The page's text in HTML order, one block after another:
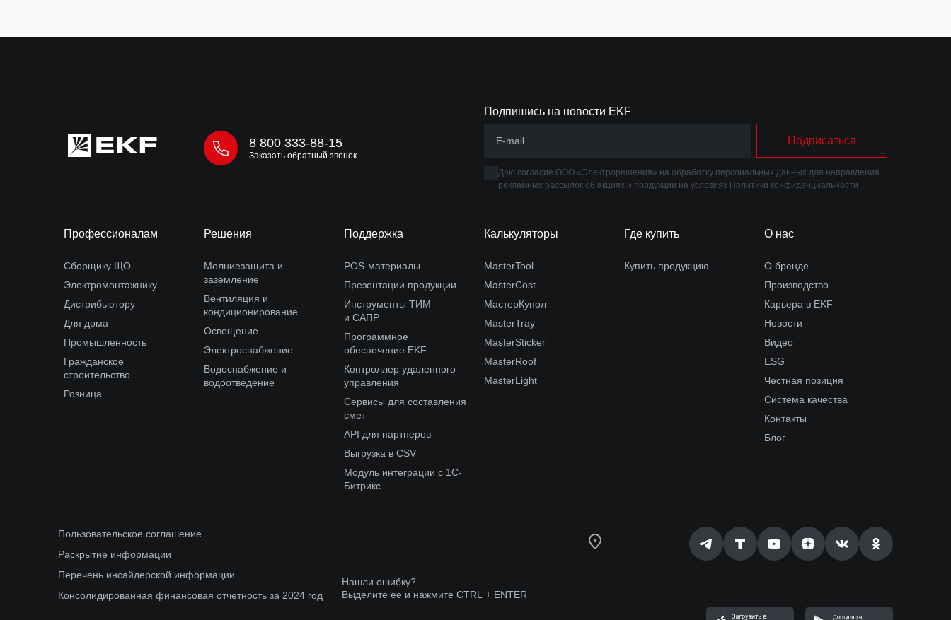
8 800 333-88-15
Заказать обратный звонок
Подпишись на новости EKF
Подписаться
Даю согласие ООО «Электрорешения» на обработку персональных данных для направления
рекламных рассылок об акциях и продукции на условиях Политики конфиденциальности
Профессионалам
Сборщику ЩО
Электромонтажнику
Дистрибьютору
Для дома
Промышленность
Гражданское
строительство
Розница
Решения
Молниезащита и
заземление
Вентиляция и
кондиционирование
Освещение
Электроснабжение
Водоснабжение и
водоотведение
Поддержка
POS-материалы
Презентации продукции
Инструменты ТИМ
и САПР
Программное
обеспечение EKF
Контроллер удаленного
управления
Сервисы для составления
смет
API для партнеров
Выгрузка в CSV
Модуль интеграции с 1С-
Битрикс
Калькуляторы
MasterTool
MasterCost
МастерКупол
MasterTray
MasterSticker
MasterRoof
MasterLight
Где купить
Купить продукцию
О нас
О бренде
Производство
Карьера в EKF
Новости
Видео
ESG
Честная позиция
Система качества
Контакты
Блог
Пользовательское соглашение
Раскрытие информации
Перечень инсайдерской информации
Консолидированная финансовая отчетность за 2024 год
Нашли ошибку?
Выделите ее и нажмите CTRL + ENTER